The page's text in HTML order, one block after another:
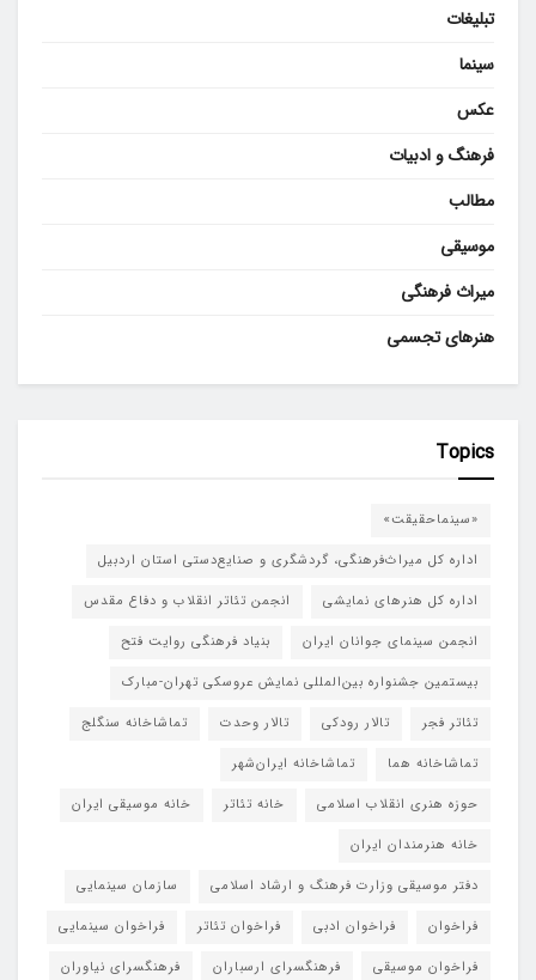
تبلیغات
سینما
عکس
فرهنگ و ادبیات
مطالب
موسیقی
میراث فرهنگی
هنرهای تجسمی
Topics
«سینماحقیقت»
اداره کل میراث‌فرهنگی، گردشگری و صنایع‌دستی استان اردبیل
اداره کل هنرهای نمایشی
انجمن تئاتر انقلاب و دفاع مقدس
انجمن سینمای جوانان ایران
بنیاد فرهنگی روایت فتح
بیستمین جشنواره بین‌المللی نمایش عروسکی تهران-مبارک
تئاتر فجر
تالار رودکی تالار وحدت
تماشاخانه سنگلج
تماشاخانه هما
تماشاخانه‌ ایران‌شهر
حوزه هنری انقلاب اسلامی
خانه تئاتر
خانه موسیقی ایران
خانه هنرمندان ایران
دفتر موسیقی وزارت فرهنگ و ارشاد اسلامی
سازمان سینمایی
فراخوان
فراخوان ادبی فراخوان تئاتر
فراخوان سینمایی
فراخوان موسیقی
فرهنگسرای ارسباران
فرهنگسرای نیاوران